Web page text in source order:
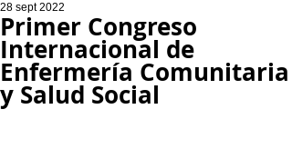
Primer Congreso
Internacional de
Enfermería Comunitaria
y Salud Social
28 sept 2022